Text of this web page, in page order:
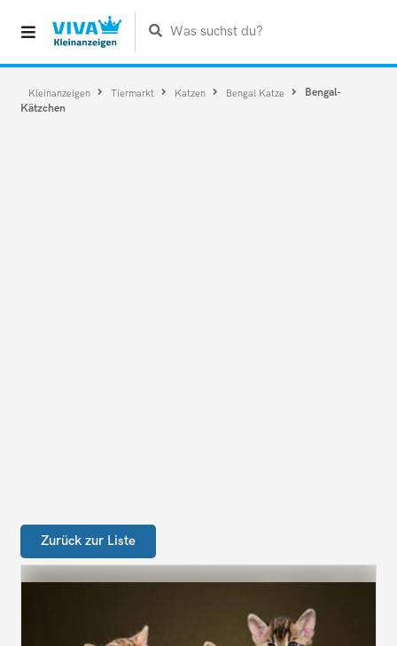
Was suchst du?
Kleinanzeigen Tiermarkt Katzen Bengal Katze
Bengal-
Kätzchen
Zurück zur Liste